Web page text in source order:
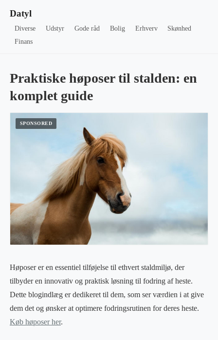
Datyl
Diverse Udstyr Gode råd Bolig Erhverv
Skønhed
Finans
Praktiske høposer til stalden: en
komplet guide
Høposer er en essentiel tilføjelse til ethvert staldmiljø, der
tilbyder en innovativ og praktisk løsning til fodring af heste.
Dette blogindlæg er dedikeret til dem, som ser værdien i at give
dem det og ønsker at optimere fodringsrutinen for deres heste.
Køb høposer her.